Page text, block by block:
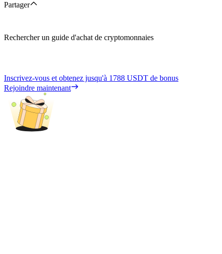
Partager
Rechercher un guide d'achat de cryptomonnaies
Inscrivez-vous et obtenez jusqu'à 1788 USDT de bonus
Rejoindre maintenant